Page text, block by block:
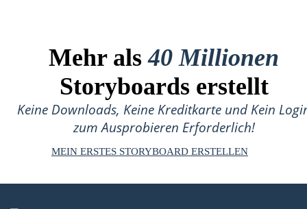
Mehr als40 Millionen
Storyboards erstellt
Keine Downloads, Keine Kreditkarte und Kein
zum Ausprobieren Erforderlich!
MEIN ERSTES STORYBOARD ERSTELLEN